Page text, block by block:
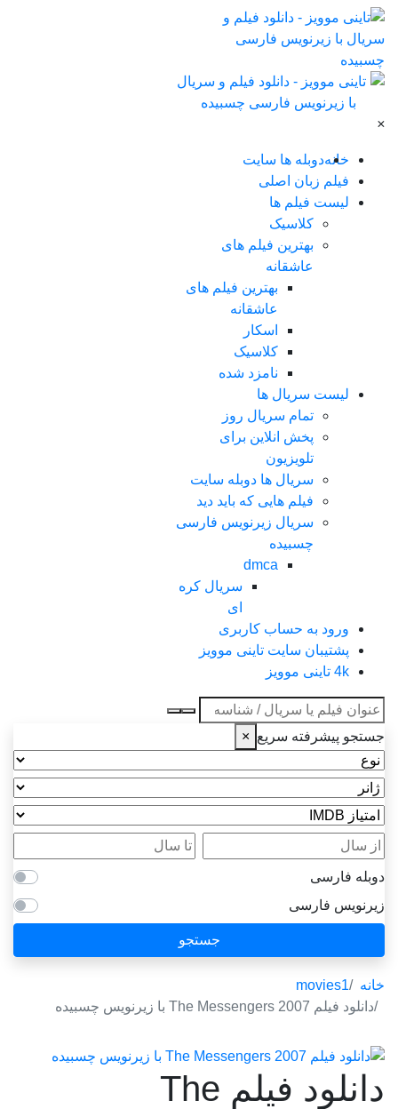
×
خانهدوبله ها سایت
فیلم زبان اصلی
لیست فیلم ها
کلاسیک
بهترین فیلم های
عاشقانه
بهترین فیلم های
عاشقانه
اسکار
کلاسیک
نامزد شده
لیست سریال ها
تمام سریال روز
پخش انلاین برای
تلویزیون
سریال ها دوبله سایت
فیلم هایی که باید دید
سریال زیرنویس فارسی
چسبیده
dmca
سریال کره
ای
ورود به حساب کاربری
پشتیبان سایت تاینی موویز
4k تاینی موویز
عنوان جستجو
جستجو پیشرفته سریع ×
نوع
ژانر
امتیاز IMDB
از سال
تا سال
دوبله فارسی
زیرنویس فارسی
جستجو
خانه
movies1
دانلود فیلم The Messengers 2007 با زیرنویس چسبیده
دانلود فیلم The